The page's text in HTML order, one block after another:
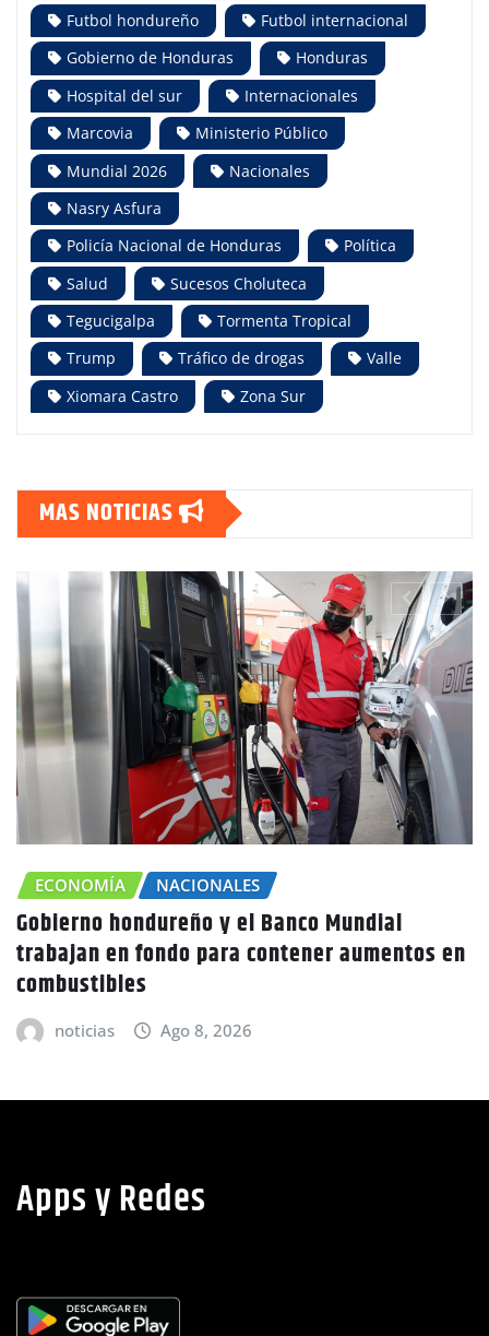
Futbol hondureño
Futbol internacional
Gobierno de Honduras
Honduras
Hospital del sur
Internacionales
Marcovia
Ministerio Público
Mundial 2026
Nacionales
Nasry Asfura
Policía Nacional de Honduras
Política
Salud
Sucesos Choluteca
Tegucigalpa
Tormenta Tropical
Trump
Tráfico de drogas
Valle
Xiomara Castro
Zona Sur
MAS NOTICIAS
Mundial
aumentos en
CHOLUTECA ZONA SUR
Canícula agravaría la
Apps y Redes